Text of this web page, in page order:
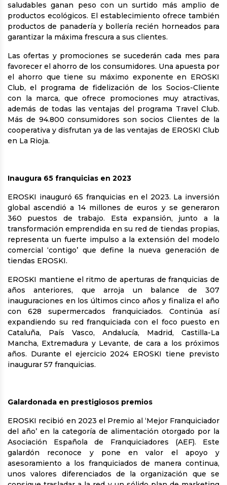
saludables ganan peso con un surtido más amplio de
productos ecológicos. El establecimiento ofrece también
productos de panadería y bollería recién horneados para
garantizar la máxima frescura a sus clientes.
Las ofertas y promociones se sucederán cada mes para
favorecer el ahorro de los consumidores. Una apuesta por
el ahorro que tiene su máximo exponente en EROSKI
Club, el programa de fidelización de los Socios-Cliente
con la marca, que ofrece promociones muy atractivas,
además de todas las ventajas del programa Travel Club.
Más de 94.800 consumidores son socios Clientes de la
cooperativa y disfrutan ya de las ventajas de EROSKI Club
en La Rioja.
Inaugura 65 franquicias en 2023
EROSKI inauguró 65 franquicias en el 2023. La inversión
global ascendió a 14 millones de euros y se generaron
360 puestos de trabajo. Esta expansión, junto a la
transformación emprendida en su red de tiendas propias,
representa un fuerte impulso a la extensión del modelo
comercial ‘contigo’ que define la nueva generación de
tiendas EROSKI.
EROSKI mantiene el ritmo de aperturas de franquicias de
años anteriores, que arroja un balance de 307
inauguraciones en los últimos cinco años y finaliza el año
con 628 supermercados franquiciados. Continúa así
expandiendo su red franquiciada con el foco puesto en
Cataluña, País Vasco, Andalucía, Madrid, Castilla-La
Mancha, Extremadura y Levante, de cara a los próximos
años. Durante el ejercicio 2024 EROSKI tiene previsto
inaugurar 57 franquicias.
Galardonada en prestigiosos premios
EROSKI recibió en 2023 el Premio al ‘Mejor Franquiciador
del año’ en la categoría de alimentación otorgado por la
Asociación Española de Franquiciadores (AEF). Este
galardón reconoce y pone en valor el apoyo y
asesoramiento a los franquiciados de manera continua,
unos valores diferenciados de la organización que se